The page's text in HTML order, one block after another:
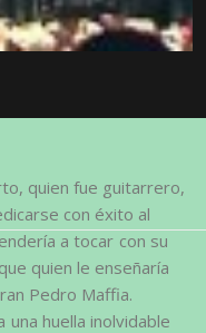
quien fue guitarrero,
con éxito al
a tocar con su
quien le enseñaría
Pedro Maffia.
una huella inolvidable